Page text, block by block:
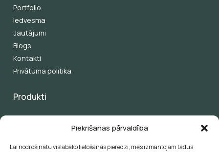
Piekrišanas pārvaldība
Lai nodrošinātu vislabāko lietošanas pieredzi, mēs izmantojam tādus
Portfolio
Iedvesma
Jautājumi
Blogs
Kontakti
Privātuma politika
Produkti
Pergolas
Saules aizsardzība